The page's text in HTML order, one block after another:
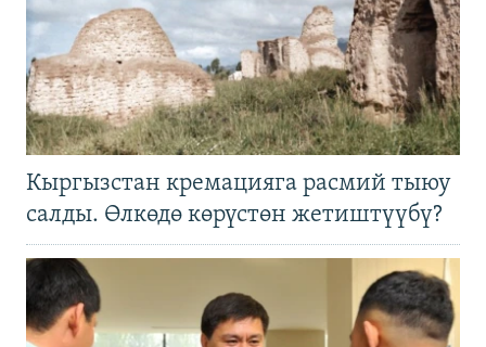
Кыргызстан кремацияга расмий тыюу
салды. Өлкөдө көрүстөн жетиштүүбү?